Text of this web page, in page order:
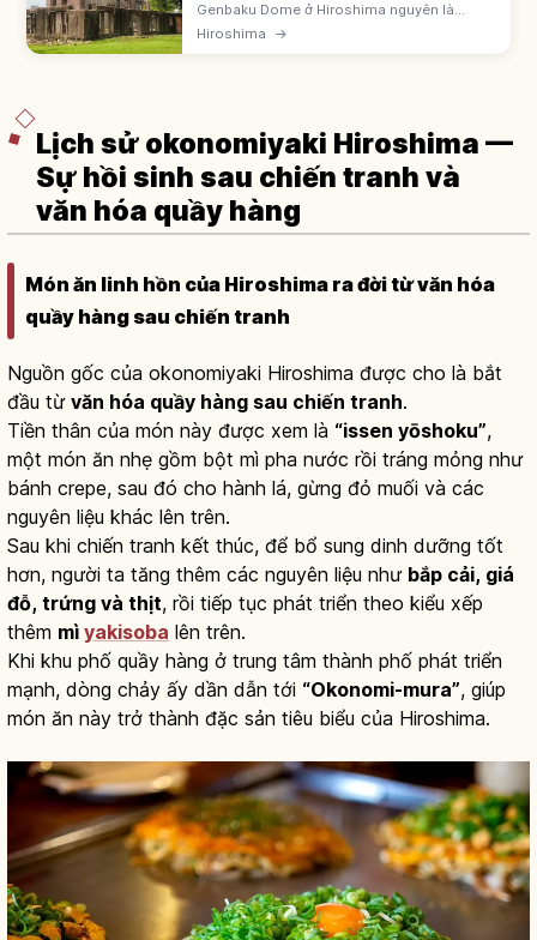
Genbaku Dome ở Hiroshima nguyên là
Bussan Chinretsukan xây 1915 do kiến trúc
Hiroshima →
Lịch sử okonomiyaki Hiroshima —
Sự hồi sinh sau chiến tranh và
văn hóa quầy hàng
Món ăn linh hồn của Hiroshima ra đời từ văn hóa
quầy hàng sau chiến tranh
Nguồn gốc của okonomiyaki Hiroshima được cho là bắt
đầu từ văn hóa quầy hàng sau chiến tranh.
Tiền thân của món này được xem là “issen yōshoku”,
một món ăn nhẹ gồm bột mì pha nước rồi tráng mỏng như
bánh crepe, sau đó cho hành lá, gừng đỏ muối và các
nguyên liệu khác lên trên.
Sau khi chiến tranh kết thúc, để bổ sung dinh dưỡng tốt
hơn, người ta tăng thêm các nguyên liệu như bắp cải, giá
đỗ, trứng và thịt, rồi tiếp tục phát triển theo kiểu xếp
thêm mì yakisoba lên trên.
Khi khu phố quầy hàng ở trung tâm thành phố phát triển
mạnh, dòng chảy ấy dần dẫn tới “Okonomi-mura”, giúp
món ăn này trở thành đặc sản tiêu biểu của Hiroshima.